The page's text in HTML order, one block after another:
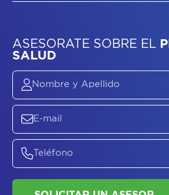
ASESORATE SOBRE
SALUD